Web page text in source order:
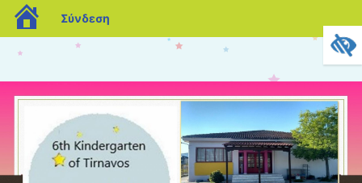
blogs.sch.gr
Σύνδεση